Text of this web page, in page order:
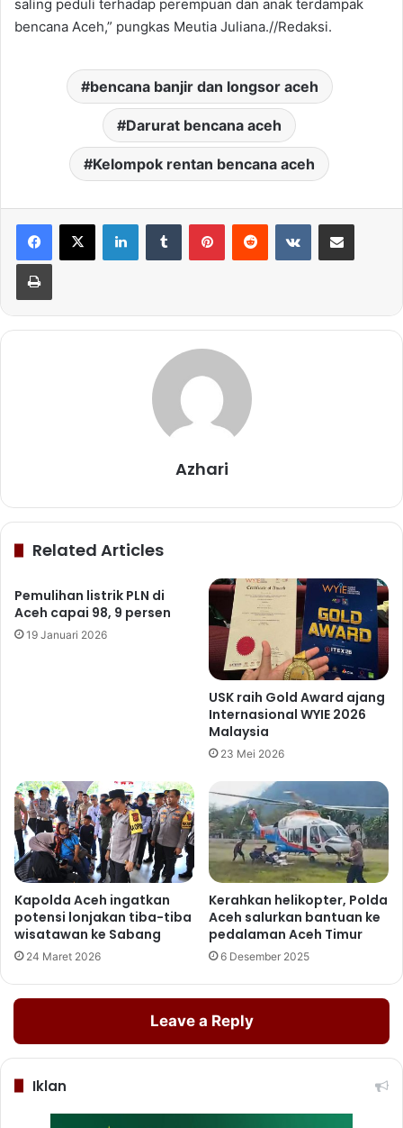
saling peduli terhadap perempuan dan anak terdampak
bencana Aceh,” pungkas Meutia Juliana.//Redaksi.
bencana banjir dan longsor aceh
Darurat bencana aceh
Kelompok rentan bencana aceh
LinkedInTumblr PinterestReddit VKontakteShare via Email
Print
Azhari
Related Articles
Pemulihan listrik PLN di
Aceh capai 98, 9 persen
19 Januari 2026
USK raih Gold Award ajang
Internasional WYIE 2026
Malaysia
23 Mei 2026
Kapolda Aceh ingatkan
potensi lonjakan tiba-tiba
wisatawan ke Sabang
24 Maret 2026
Kerahkan helikopter, Polda
Aceh salurkan bantuan ke
pedalaman Aceh Timur
6 Desember 2025
Leave a Reply
Iklan